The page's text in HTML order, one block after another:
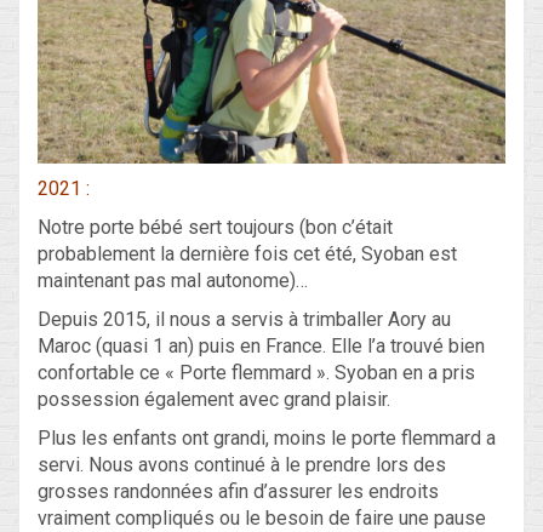
2021 :
Notre porte bébé sert toujours (bon c’était
probablement la dernière fois cet été, Syoban est
maintenant pas mal autonome)…
Depuis 2015, il nous a servis à trimballer Aory au
Maroc (quasi 1 an) puis en France. Elle l’a trouvé bien
confortable ce « Porte flemmard ». Syoban en a pris
possession également avec grand plaisir.
Plus les enfants ont grandi, moins le porte flemmard a
servi. Nous avons continué à le prendre lors des
grosses randonnées afin d’assurer les endroits
vraiment compliqués ou le besoin de faire une pause